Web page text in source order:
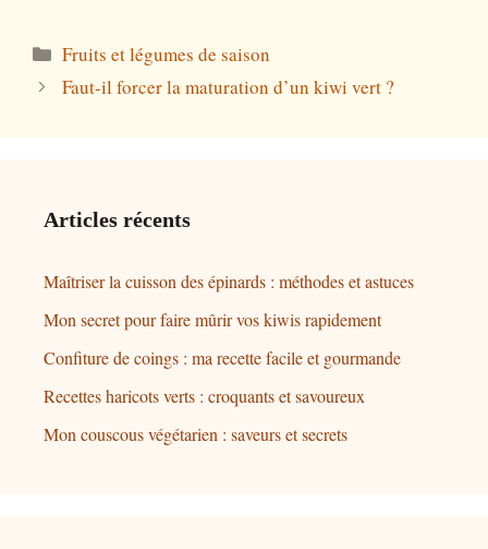
Catégories
Fruits et légumes de saison
Faut-il forcer la maturation d’un kiwi vert ?
Articles récents
Maîtriser la cuisson des épinards : méthodes et astuces
Mon secret pour faire mûrir vos kiwis rapidement
Confiture de coings : ma recette facile et gourmande
Recettes haricots verts : croquants et savoureux
Mon couscous végétarien : saveurs et secrets